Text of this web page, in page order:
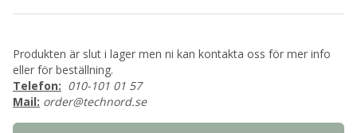
Produkten är slut i lager men ni kan kontakta oss för mer info
eller för beställning.
Telefon: 010-101 01 57
Mail: order@technord.se